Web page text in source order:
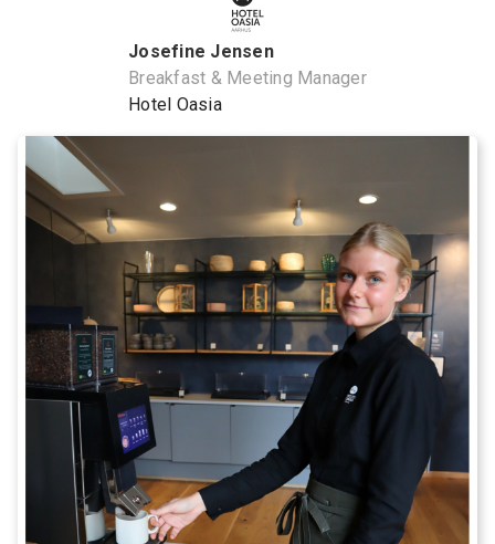
Josefine Jensen
Breakfast & Meeting Manager
Hotel Oasia